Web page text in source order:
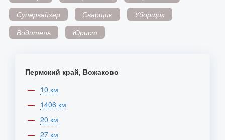
Супервайзер
Сварщик
Уборщик
Водитель
Юрист
Пермский край, Вожаково
10 км
1406 км
20 км
27 км